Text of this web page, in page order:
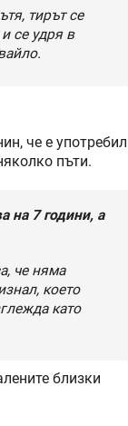
тирът се
се удря в
че е употребил
пъти.
на 7 години, а
че няма
което
като
близки